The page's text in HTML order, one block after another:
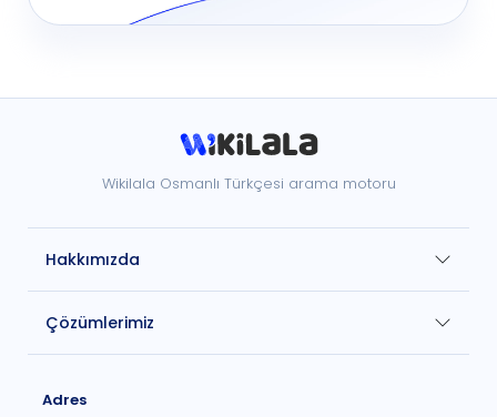
Wikilala Osmanlı Türkçesi arama motoru
Hakkımızda
Çözümlerimiz
Adres